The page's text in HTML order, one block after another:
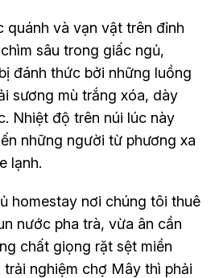
quánh và vạn vật trên đỉnh
sâu trong giấc ngủ,
đánh thức bởi những luồng
sương mù trắng xóa, dày
Nhiệt độ trên núi lúc này
những người từ phương xa
lạnh.
homestay nơi chúng tôi thuê
nước pha trà, vừa ân cần
chất giọng rặt sệt miền
trải nghiệm chợ Mây thì phải